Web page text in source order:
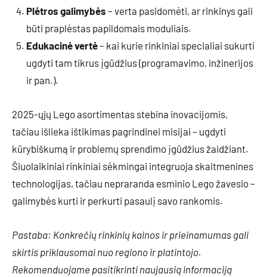
Plėtros galimybės – verta pasidomėti, ar rinkinys gali
būti praplėstas papildomais moduliais.
Edukacinė vertė– kai kurie rinkiniai specialiai sukurti
ugdyti tam tikrus įgūdžius (programavimo, inžinerijos
ir pan.).
2025-ųjų Lego asortimentas stebina inovacijomis,
tačiau išlieka ištikimas pagrindinei misijai – ugdyti
kūrybiškumą ir problemų sprendimo įgūdžius žaidžiant.
Šiuolaikiniai rinkiniai sėkmingai integruoja skaitmenines
technologijas, tačiau nepraranda esminio Lego žavesio –
galimybės kurti ir perkurti pasaulį savo rankomis.
Pastaba: Konkrečių rinkinių kainos ir prieinamumas gali
skirtis priklausomai nuo regiono ir platintojo.
Rekomenduojame pasitikrinti naujausią informaciją